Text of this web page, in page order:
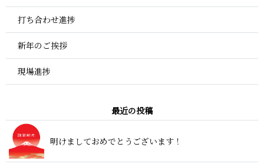
打ち合わせ進捗
新年のご挨拶
現場進捗
最 近 の 投 稿
明けましておめでとうござ い ま す ！